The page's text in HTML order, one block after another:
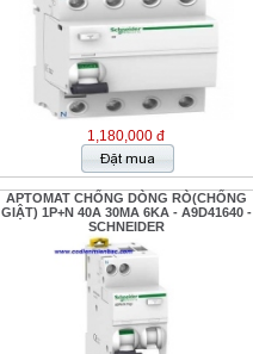
1,180,000 đ
APTOMAT CHỐNG DÒNG RÒ(CHỐNG
GIẬT) 1P+N 40A 30MA 6KA - A9D41640 -
SCHNEIDER